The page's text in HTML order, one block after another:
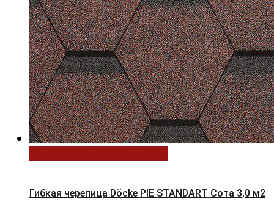
Гибкая черепица Döcke PIE STANDART Сота 3,0 м2